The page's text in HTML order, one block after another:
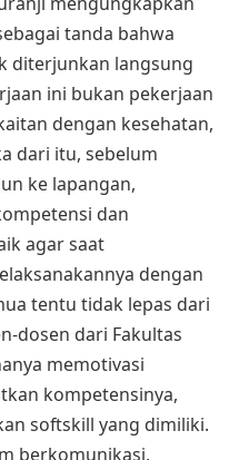
tanda bahwa
diterjunkan langsung
ini bukan pekerjaan
dengan kesehatan,
dari itu, sebelum
ke lapangan,
dan
agar saat
dengan
tentu tidak lepas dari
dosen dari Fakultas
memotivasi
kompetensinya,
softskill yang dimiliki.
berkomunikasi,